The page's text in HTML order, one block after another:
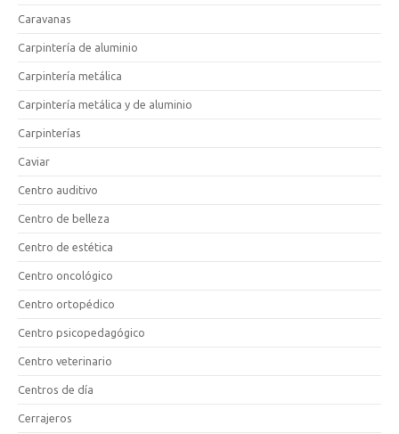
Caravanas
Carpintería de aluminio
Carpintería metálica
Carpintería metálica y de aluminio
Carpinterías
Caviar
Centro auditivo
Centro de belleza
Centro de estética
Centro oncológico
Centro ortopédico
Centro psicopedagógico
Centro veterinario
Centros de día
Cerrajeros